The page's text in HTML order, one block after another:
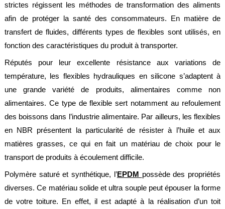
Viticulture
et
Cosméto
/
Pharma
Maintenance
La
société
Présentation
Domaines
d'activité
strictes régissent les méthodes de transformation des aliments
afin de protéger la santé des consommateurs. En matière de
transfert de fluides, différents types de flexibles sont utilisés, en
fonction des caractéristiques du produit à transporter.
Réputés pour leur excellente résistance aux variations de
température, les flexibles hydrauliques en silicone s’adaptent à
une grande variété de produits, alimentaires comme non
alimentaires. Ce type de flexible sert notamment au refoulement
des boissons dans l’industrie alimentaire. Par ailleurs, les flexibles
en NBR présentent la particularité de résister à l’huile et aux
matières grasses, ce qui en fait un matériau de choix pour le
transport de produits à écoulement difficile.
Polymère saturé et synthétique, l’EPDM possède des propriétés
diverses. Ce matériau solide et ultra souple peut épouser la forme
de votre toiture. En effet, il est adapté à la réalisation d’un toit